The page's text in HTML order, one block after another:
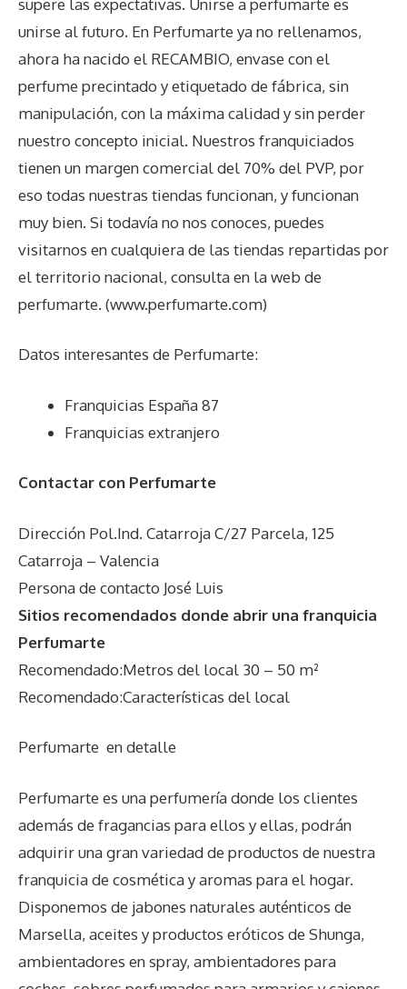
unirse al futuro. En Perfumarte ya no rellenamos,
ahora ha nacido el RECAMBIO, envase con el
perfume precintado y etiquetado de fábrica, sin
manipulación, con la máxima calidad y sin perder
nuestro concepto inicial. Nuestros franquiciados
tienen un margen comercial del 70% del PVP, por
eso todas nuestras tiendas funcionan, y funcionan
muy bien. Si todavía no nos conoces, puedes
visitarnos en cualquiera de las tiendas repartidas por
el territorio nacional, consulta en la web de
perfumarte. (www.perfumarte.com)
Datos interesantes de Perfumarte:
Franquicias España 87
Franquicias extranjero
Contactar con Perfumarte
Dirección Pol.Ind. Catarroja C/27 Parcela, 125
Catarroja – Valencia
Persona de contacto José Luis
Sitios recomendados donde abrir una franquicia
Perfumarte
Recomendado:Metros del local 30 – 50 m²
Recomendado:Características del local
Perfumarte en detalle
Perfumarte es una perfumería donde los clientes
además de fragancias para ellos y ellas, podrán
adquirir una gran variedad de productos de nuestra
franquicia de cosmética y aromas para el hogar.
Disponemos de jabones naturales auténticos de
Marsella, aceites y productos eróticos de Shunga,
ambientadores en spray, ambientadores para